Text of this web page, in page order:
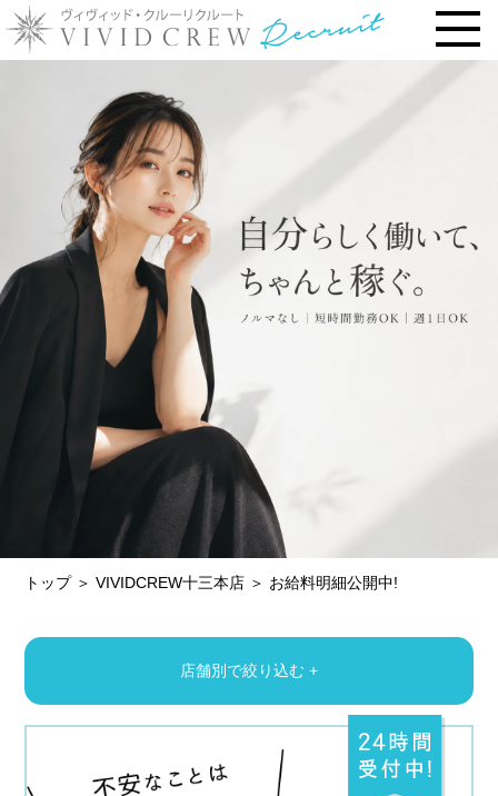
トップページ
お仕事内容
› 時給・お給料について
› 勤務地で選ぶ
› 安心の研修システム
› 風俗店・キャバクラ店との違い
› お客様との連絡先交換一切なし
› 体験入店について
› 未経験・新人の方へ
› 他店とのお給料比較
› 他店との考え方比較
› VIVIDCREW梅田堂山店
トップ ＞VIVIDCREW十三本店 ＞ お給料明細公開中!
店舗別で絞り込む +